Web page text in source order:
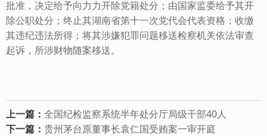
批准，决定给予向力力开除党籍处分；由国家监委给予其开
除公职处分；终止其湖南省第十一次党代会代表资格；收缴
其违纪违法所得；将其涉嫌犯罪问题移送检察机关依法审查
起诉，所涉财物随案移送。
上一篇： 全国纪检监察系统半年处分厅局级干部40人
下一篇： 贵州茅台原董事长袁仁国受贿案一审开庭